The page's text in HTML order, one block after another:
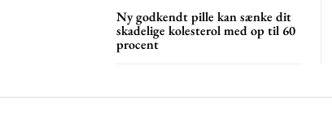
Ny godkendt pille kan sænke dit
skadelige kolesterol med op til 60
procent